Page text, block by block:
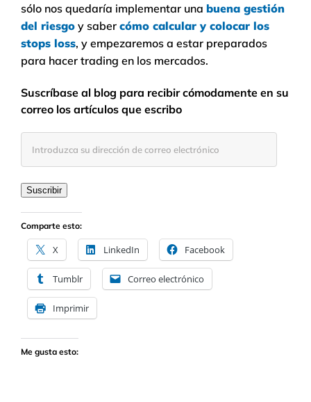
sólo nos quedaría implementar una buena gestión
del riesgo y saber cómo calcular y colocar los
stops loss, y empezaremos a estar preparados
para hacer trading en los mercados.
Suscríbase al blog para recibir cómodamente en su
correo los artículos que escribo
de
correo
electrónico
Suscribir
Comparte esto:
X LinkedIn Facebook
Tumblr Correo electrónico
Imprimir
Me gusta esto: